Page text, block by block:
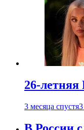
26-
3 месяца спустя